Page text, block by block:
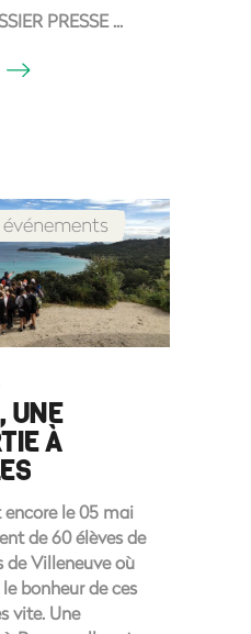
PRESSE
UNE
À
le 05 mai
de 60 élèves de
de Villeneuve où
bonheur de ces
vite. Une